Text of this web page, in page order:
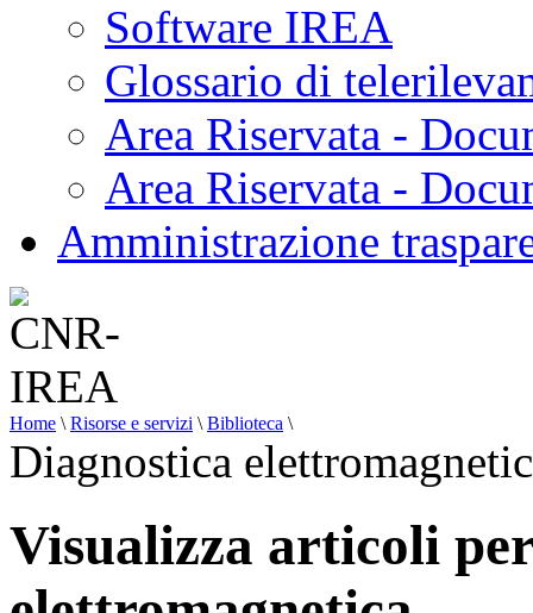
Software IREA
Glossario di
Area Riservata -
Area Riservata -
Amministrazione
Home \ Risorse e servizi \ Biblioteca \
Diagnostica
Visualizza articoli